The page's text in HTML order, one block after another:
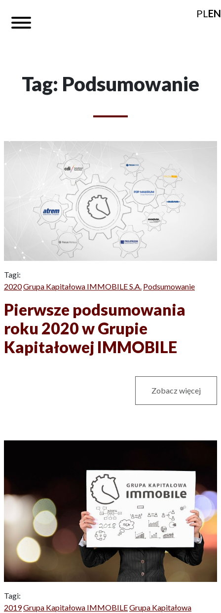
PLEN
Tag: Podsumowanie
Tagi:
2020Grupa Kapitałowa IMMOBILE S.A. Podsumowanie
Pierwsze podsumowania
roku 2020 w Grupie
Kapitałowej IMMOBILE
Zobacz więcej
Tagi:
2019Grupa Kapitałowa IMMOBILEGrupa Kapitałowa